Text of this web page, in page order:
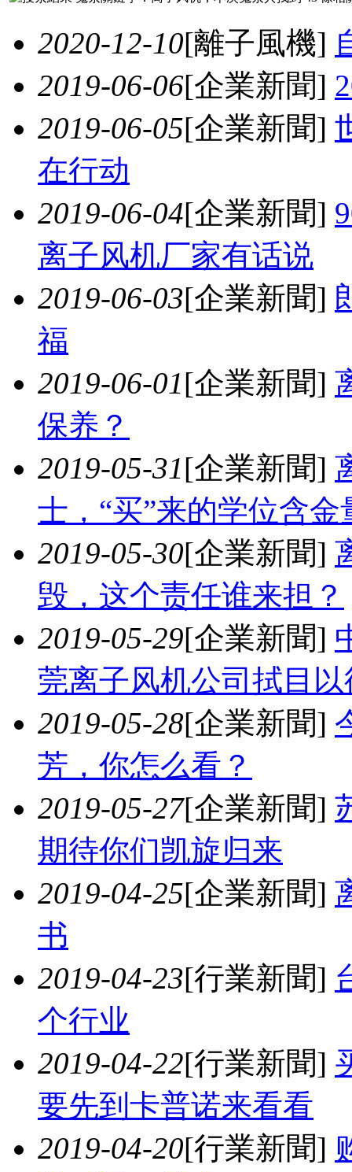
2020-12-10[離子風機]
2019-06-06[企業新聞]
2019-06-05[企業新聞]
在行动
2019-06-04[企業新聞]
离子风机厂家有话说
2019-06-03[企業新聞]
福
2019-06-01[企業新聞]
保养？
2019-05-31[企業新聞]
士，“买”来的学位含
2019-05-30[企業新聞]
毁，这个责任谁来担？
2019-05-29[企業新聞]
莞离子风机公司拭目以
2019-05-28[企業新聞]
芳，你怎么看？
2019-05-27[企業新聞]
期待你们凯旋归来
2019-04-25[企業新聞]
书
2019-04-23[行業新聞]
个行业
2019-04-22[行業新聞]
要先到卡普诺来看看
2019-04-20[行業新聞]